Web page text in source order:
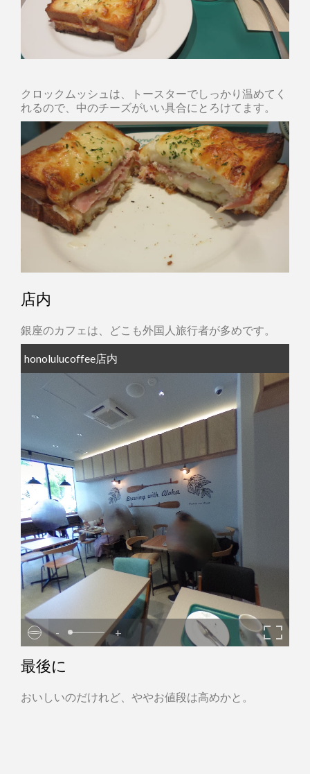
クロックムッシュは、トースターでしっかり温めてく
れるので、中のチーズがいい具合にとろけてます。
店内
銀座のカフェは、どこも外国人旅行者が多めです。
honolulucoffee店内
- +
最後に
おいしいのだけれど、ややお値段は高めかと。